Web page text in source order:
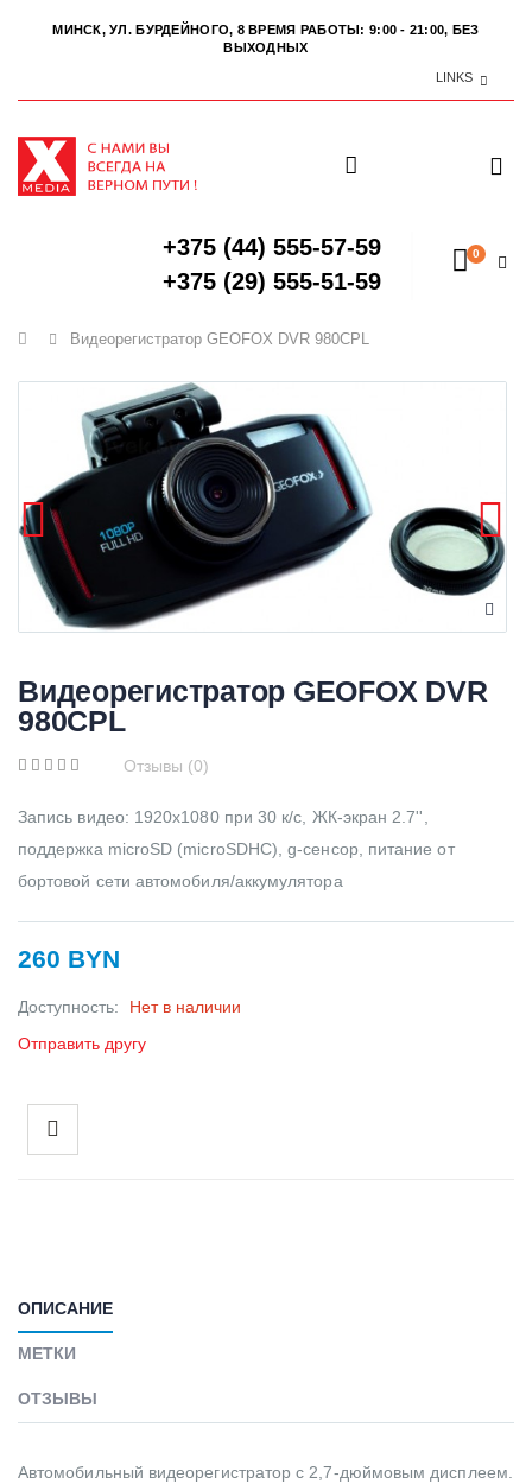
МИНСК, УЛ. БУРДЕЙНОГО, 8 ВРЕМЯ РАБОТЫ: 9:00 - 21:00, БЕЗ
ВЫХОДНЫХ
LINKS
+375 (44) 555-57-59
+375 (29) 555-51-59
0
Главная
Видеорегистратор GEOFOX DVR 980CPL
Видеорегистратор GEOFOX DVR
980CPL
Отзывы (0)
Запись видео: 1920x1080 при 30 к/с, ЖК-экран 2.7'',
поддержка microSD (microSDHC), g-сенсор, питание от
бортовой сети автомобиля/аккумулятора
260 BYN
Доступность:
Нет в наличии
Отправить другу
ОПИСАНИЕ
МЕТКИ
ОТЗЫВЫ
Автомобильный видеорегистратор с 2,7-дюймовым дисплеем.